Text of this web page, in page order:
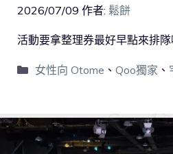
2026/07/09 作者: 鬆餅
活動要拿整理券最好早點來排隊
女性向 Otome 、 Qoo獨家 、